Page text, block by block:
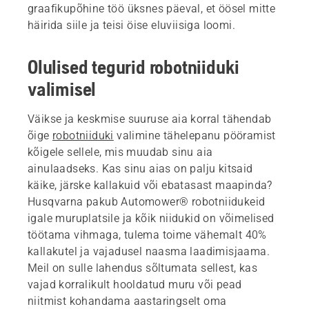
graafikupõhine töö üksnes päeval, et öösel mitte
häirida siile ja teisi öise eluviisiga loomi.
Olulised tegurid robotniiduki
valimisel
Väikse ja keskmise suuruse aia korral tähendab
õige robotniiduki valimine tähelepanu pööramist
kõigele sellele, mis muudab sinu aia
ainulaadseks. Kas sinu aias on palju kitsaid
käike, järske kallakuid või ebatasast maapinda?
Husqvarna pakub Automower® robotniidukeid
igale muruplatsile ja kõik niidukid on võimelised
töötama vihmaga, tulema toime vähemalt 40%
kallakutel ja vajadusel naasma laadimisjaama.
Meil on sulle lahendus sõltumata sellest, kas
vajad korralikult hooldatud muru või pead
niitmist kohandama aastaringselt oma